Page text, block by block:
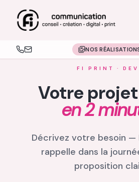
NOS
FI PRINT ·
Votre
en 2
Décrivez votre besoin —
rappelle dans la
proposition